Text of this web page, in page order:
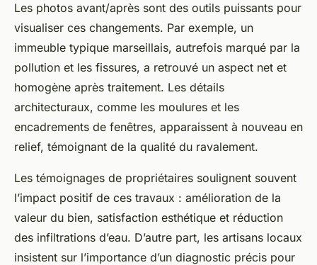
Les photos avant/après sont des outils puissants pour
visualiser ces changements. Par exemple, un
immeuble typique marseillais, autrefois marqué par la
pollution et les fissures, a retrouvé un aspect net et
homogène après traitement. Les détails
architecturaux, comme les moulures et les
encadrements de fenêtres, apparaissent à nouveau en
relief, témoignant de la qualité du ravalement.
Les témoignages de propriétaires soulignent souvent
l’impact positif de ces travaux : amélioration de la
valeur du bien, satisfaction esthétique et réduction
des infiltrations d’eau. D’autre part, les artisans locaux
insistent sur l’importance d’un diagnostic précis pour